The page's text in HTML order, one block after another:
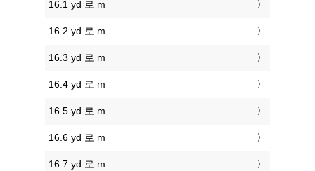
16.1 yd 로 m
16.2 yd 로 m
16.3 yd 로 m
16.4 yd 로 m
16.5 yd 로 m
16.6 yd 로 m
16.7 yd 로 m